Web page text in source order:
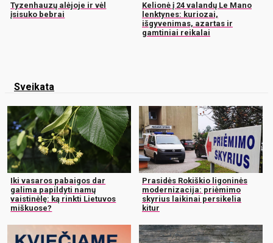
Tyzenhauzų alėjoje ir vėl
įsisuko bebrai
Kelionė į 24 valandų Le Mano
lenktynes: kuriozai,
išgyvenimas, azartas ir
gamtiniai reikalai
Sveikata
Iki vasaros pabaigos dar
galima papildyti namų
vaistinėlę: ką rinkti Lietuvos
miškuose?
Prasidės Rokiškio ligoninės
modernizacija: priėmimo
skyrius laikinai persikelia
kitur